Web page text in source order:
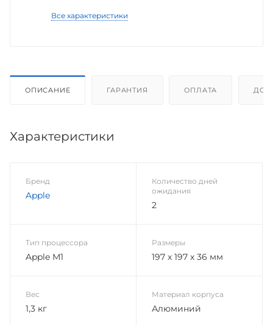
Все характеристики
ОПИСАНИЕ ГАРАНТИЯ ОПЛАТА
Характеристики
Бренд
Apple
Количество дней
ожидания
2
Тип процессора
Apple M1
Размеры
197 x 197 x 36 мм
Вес
1,3 кг
Материал корпуса
Алюминий